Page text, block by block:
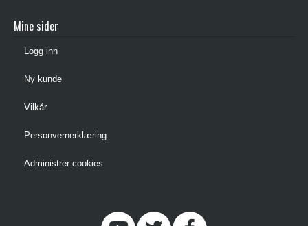
Mine sider
Logg inn
Ny kunde
Vilkår
Personvernerklæring
Administrer cookies